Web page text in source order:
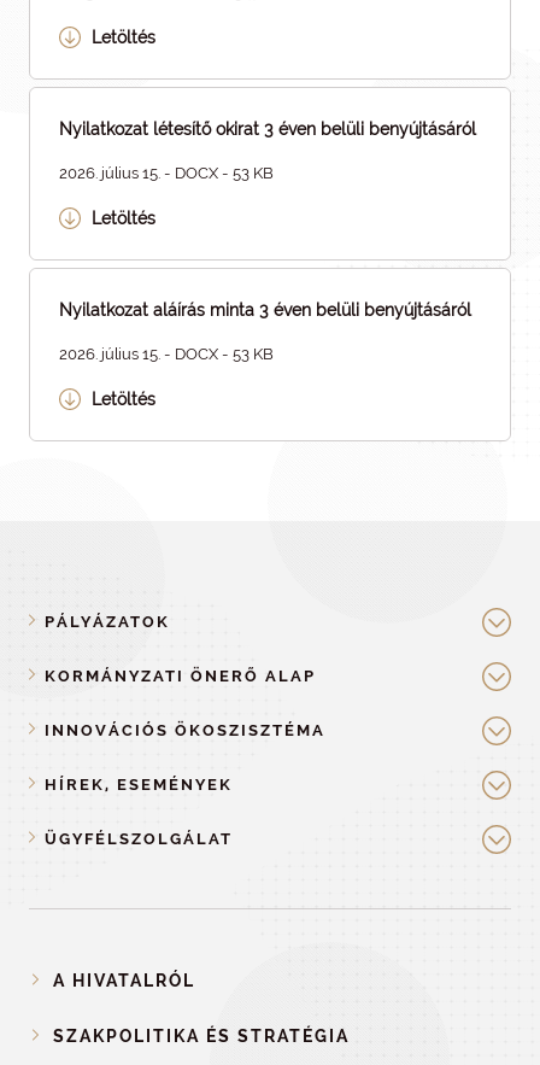
Letöltés
Nyilatkozat létesítő okirat 3 éven belüli benyújtásáról
2026. július 15. - DOCX - 53 KB
Letöltés
Nyilatkozat aláírás minta 3 éven belüli benyújtásáról
2026. július 15. - DOCX - 53 KB
Letöltés
PÁLYÁZATOK
KORMÁNYZATI ÖNERŐ ALAP
INNOVÁCIÓS ÖKOSZISZTÉMA
HÍREK, ESEMÉNYEK
ÜGYFÉLSZOLGÁLAT
A HIVATALRÓL
SZAKPOLITIKA ÉS STRATÉGIA